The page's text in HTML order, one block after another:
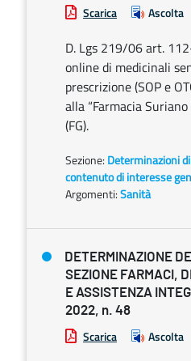
Scarica Ascolta
D. Lgs 219/06 art.
online di medicinali
prescrizione (SOP e
alla “Farmacia
(FG).
Sezione: Determinazioni
contenuto di interesse
Argomenti:Sanità
DETERMINAZIONE
SEZIONE FARMACI,
E ASSISTENZA
2022, n. 48
Scarica Ascolta